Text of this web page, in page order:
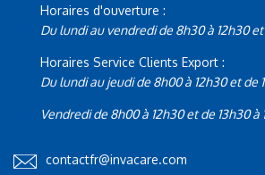
Horaires d'ouverture :
Du lundi au vendredi de 8h30 à 12h30 et
Horaires Service Clients Export :
Du lundi au jeudi de 8h00 à 12h30 et de
Vendredi de 8h00 à 12h30 et de 13h30 à
contactfr@invacare.com